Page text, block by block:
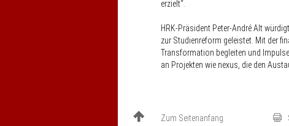
erzielt“.
HRK-Präsident Peter-André Alt
zur Studienreform geleistet. Mit der
Transformation begleiten und
an Projekten wie nexus, die den
Zum Seitenanfang